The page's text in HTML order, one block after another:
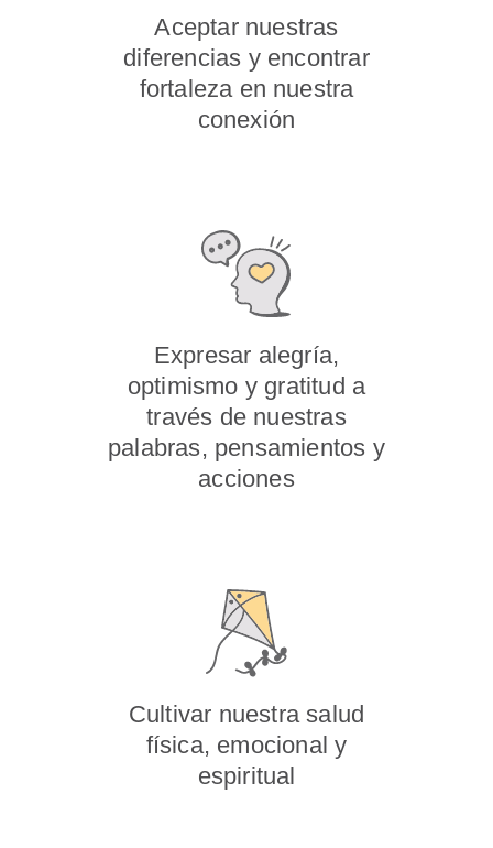
Aceptar nuestras
diferencias y encontrar
fortaleza en nuestra
conexión
Expresar alegría,
optimismo y gratitud a
través de nuestras
palabras, pensamientos y
acciones
Cultivar nuestra salud
física, emocional y
espiritual